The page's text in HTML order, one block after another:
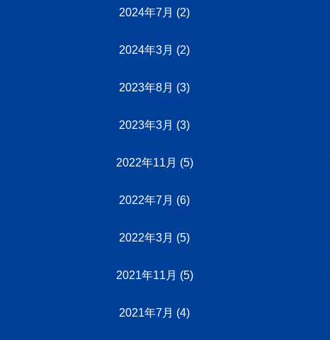
2024年7月 (2)
2024年3月 (2)
2023年8月 (3)
2023年3月 (3)
2022年11月 (5)
2022年7月 (6)
2022年3月 (5)
2021年11月 (5)
2021年7月 (4)